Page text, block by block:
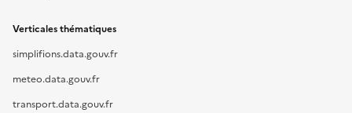
Verticales thématiques
simplifions.data.gouv.fr
meteo.data.gouv.fr
transport.data.gouv.fr